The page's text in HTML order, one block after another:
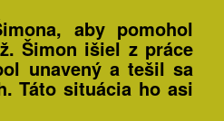
aby pomohol
Šimon išiel z práce
unavený a tešil sa
Táto situácia ho asi